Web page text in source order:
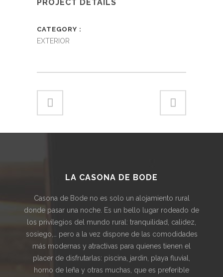
PROJECT DETAILS
CATEGORY
EXTERIOR
LA CASONA DE BODE
Casona de Bode no es solo un alojamiento rural
donde pasar una noche. Es un bello lugar rodeado de
los privilegios del mundo rural: tranquilidad, calidez,
sosiego,… pero a la vez dispone de las comodidades
más modernas y atractivas para quienes tienen el
placer de disfrutarlas: piscina, jardin, playa fluvial,
horno de leña y otras muchas, que es preferible